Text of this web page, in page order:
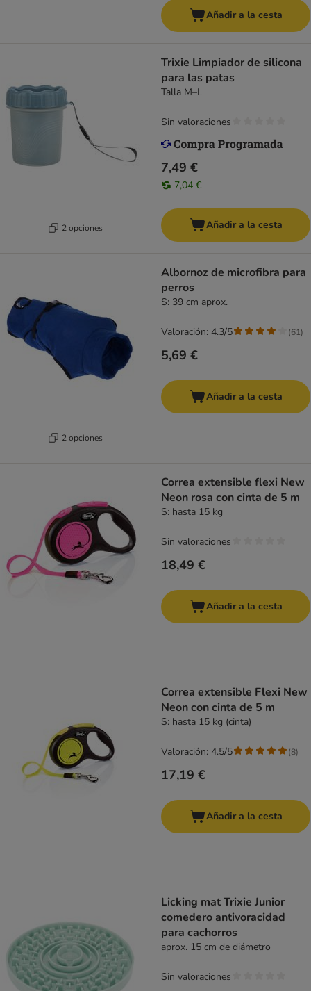
Añadir a la cesta
2 opciones
Trixie Limpiador de silicona
para las patas
Talla M–L
7,49 €
7,04 €
Sin valoraciones
Añadir a la cesta
2 opciones
Albornoz de microfibra para
perros
S: 39 cm aprox.
5,69 €
Valoración: 4.3/5 (61)
Añadir a la cesta
Correa extensible flexi New
Neon rosa con cinta de 5 m
S: hasta 15 kg
18,49 €
Sin valoraciones
Añadir a la cesta
Correa extensible Flexi New
Neon con cinta de 5 m
S: hasta 15 kg (cinta)
17,19 €
Valoración: 4.5/5 (8)
Añadir a la cesta
Licking mat Trixie Junior
comedero antivoracidad
para cachorros
aprox. 15 cm de diámetro
Sin valoraciones